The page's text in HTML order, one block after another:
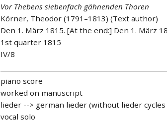
Vor Thebens siebenfach gähnenden Thoren
Körner, Theodor (1791–1813) (Text author)
Den 1. März 1815. [At the end:] Den 1. März
1st quarter 1815
IV/8
piano score
worked on manuscript
lieder --> german lieder (without lieder cycles
vocal solo